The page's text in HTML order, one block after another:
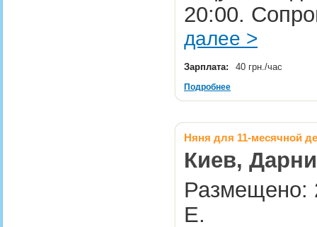
20:00.
далее >
Зарплата: 40 грн./час
Подробнее
Няня для 11-месячной
Киев,
Размещено:
Е.